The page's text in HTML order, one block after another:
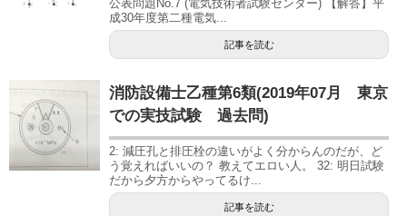
公表問題No.7 (電気技術者試験センター) 【解答】平
成30年度第二種電気...
記事を読む
消防設備士乙種第6類(2019年07月 東京
での実技試験 過去問)
2: 減圧孔と排圧栓の違いがよく分からんのだが、ど
う覚えればいいの？ 教えてエロい人。 32: 明日試験
だから夕方からやってるけ...
記事を読む